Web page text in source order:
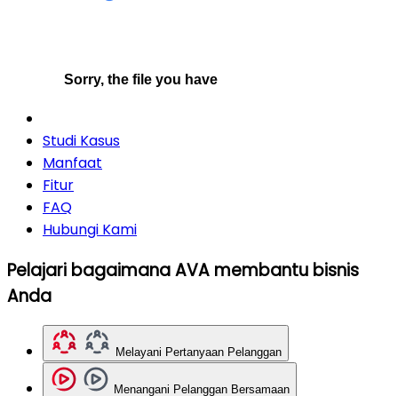
Studi Kasus
Manfaat
Fitur
FAQ
Hubungi Kami
Pelajari bagaimana AVA membantu bisnis
Anda
Melayani Pertanyaan Pelanggan
Menangani Pelanggan Bersamaan